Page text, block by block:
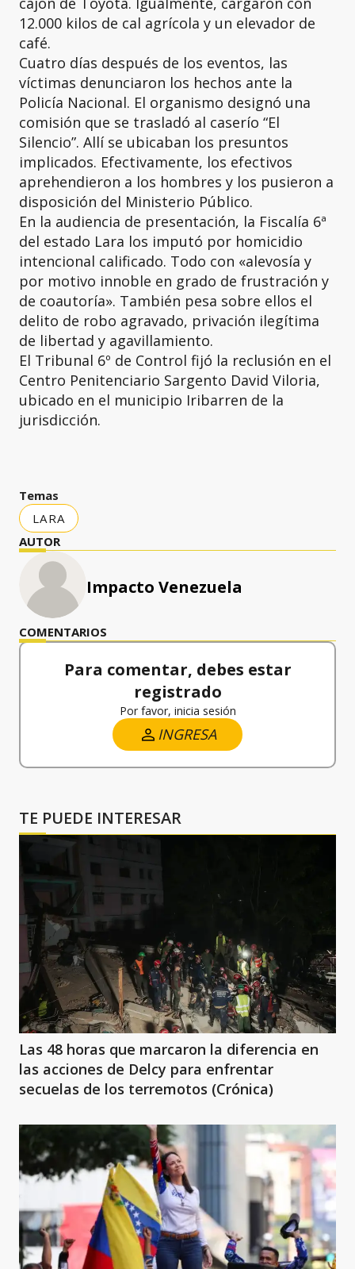
12.000 kilos de cal agrícola y un elevador de
café.
Cuatro días después de los eventos, las
víctimas denunciaron los hechos ante la
Policía Nacional. El organismo designó una
comisión que se trasladó al caserío “El
Silencio”. Allí se ubicaban los presuntos
implicados. Efectivamente, los efectivos
aprehendieron a los hombres y los pusieron a
disposición del Ministerio Público.
En la audiencia de presentación, la Fiscalía 6ª
del estado Lara los imputó por homicidio
intencional calificado. Todo con «alevosía y
por motivo innoble en grado de frustración y
de coautoría». También pesa sobre ellos el
delito de robo agravado, privación ilegítima
de libertad y agavillamiento.
El Tribunal 6º de Control fijó la reclusión en el
Centro Penitenciario Sargento David Viloria,
ubicado en el municipio Iribarren de la
jurisdicción.
Temas
LARA
AUTOR
Impacto Venezuela
COMENTARIOS
Para comentar, debes estar
registrado
Por favor, inicia sesión
INGRESA
TE PUEDE INTERESAR
Las 48 horas que marcaron la diferencia en
las acciones de Delcy para enfrentar
secuelas de los terremotos (Crónica)